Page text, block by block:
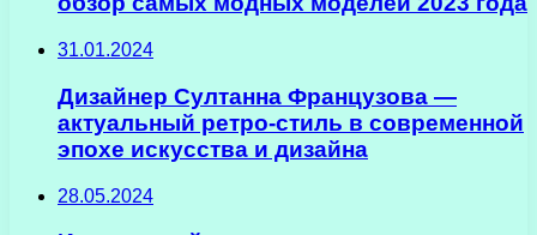
31.01.2024
Дизайнер Султанна Французова —
актуальный ретро-стиль в современной
эпохе искусства и дизайна
28.05.2024